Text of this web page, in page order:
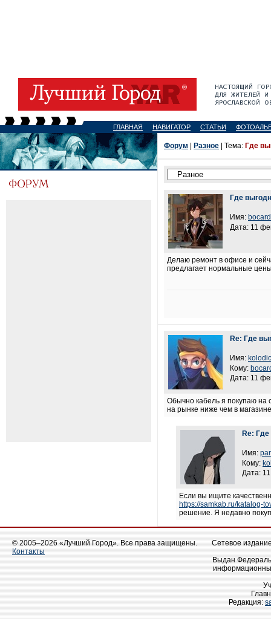
ГЛАВНАЯ НАВИГАТОР СТАТЬИ
Форум Разное | Тема: Где
Где
Имя:
Дата: 11
Делаю ремонт в офисе и
предлагает нормальные
Re: Где
Имя:
Кому:
Дата: 11
Обычно кабель я покупаю на
на рынке ниже чем в
Re:
Имя:
Кому:
Дата:
Если вы ищите
https://samkab.ru/katalog-
решение. Я недавно
© 2005–2026 «Лучший Город». Все права защищены.
Контакты
Сетевое
Выдан
Редакция: